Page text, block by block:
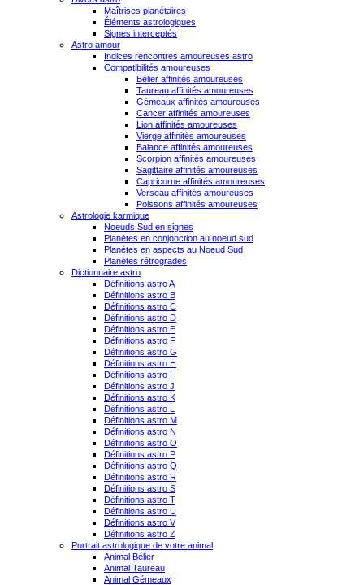
Maîtrises planétaires
Éléments astrologiques
Signes interceptés
Astro amour
Indices rencontres amoureuses astro
Compatibilités amoureuses
Bélier affinités amoureuses
Taureau affinités amoureuses
Gémeaux affinités amoureuses
Cancer affinités amoureuses
Lion affinités amoureuses
Vierge affinités amoureuses
Balance affinités amoureuses
Scorpion affinités amoureuses
Sagittaire affinités amoureuses
Capricorne affinités amoureuses
Verseau affinités amoureuses
Poissons affinités amoureuses
Astrologie karmique
Noeuds Sud en signes
Planètes en conjonction au noeud sud
Planètes en aspects au Noeud Sud
Planètes rétrogrades
Dictionnaire astro
Définitions astro A
Définitions astro B
Définitions astro C
Définitions astro D
Définitions astro E
Définitions astro F
Définitions astro G
Définitions astro H
Définitions astro I
Définitions astro J
Définitions astro K
Définitions astro L
Définitions astro M
Définitions astro N
Définitions astro O
Définitions astro P
Définitions astro Q
Définitions astro R
Définitions astro S
Définitions astro T
Définitions astro U
Définitions astro V
Définitions astro Z
Portrait astrologique de votre animal
Animal Bélier
Animal Taureau
Animal Gémeaux